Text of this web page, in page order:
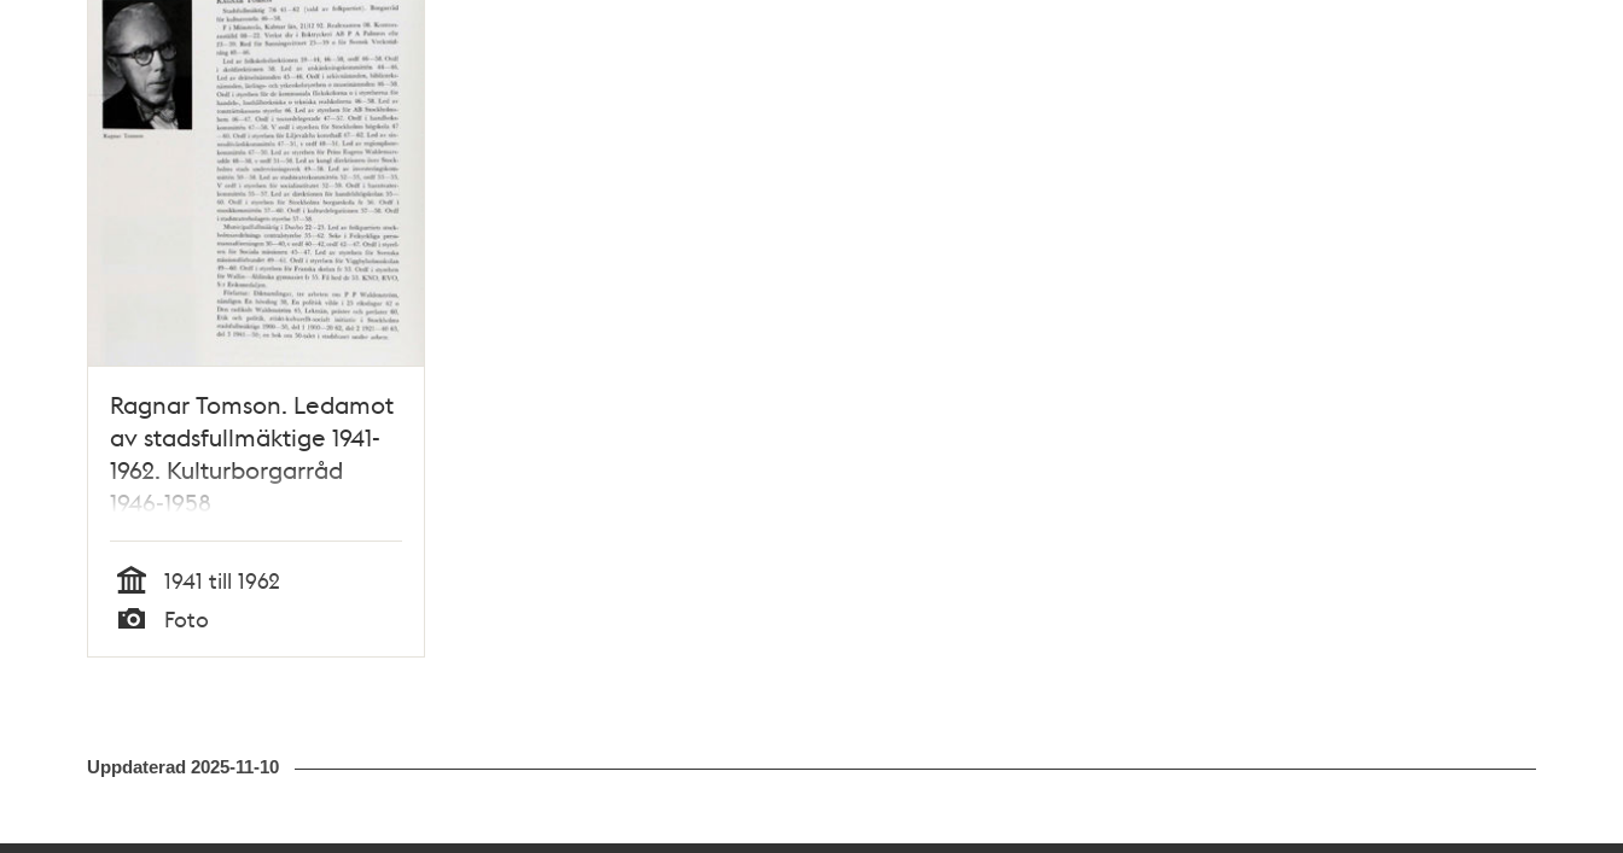
poster
och
teman
Ragnar Tomson. Ledamot
av stadsfullmäktige 1941-
1962. Kulturborgarråd
1946-1958
Tid
1941 till 1962
Typ
Foto
Uppdaterad 2025-11-10